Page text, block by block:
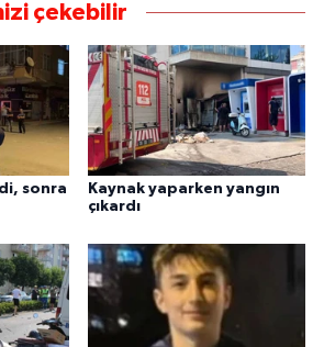
çekebilir
sonra
Kaynak yaparken yangın
çıkardı